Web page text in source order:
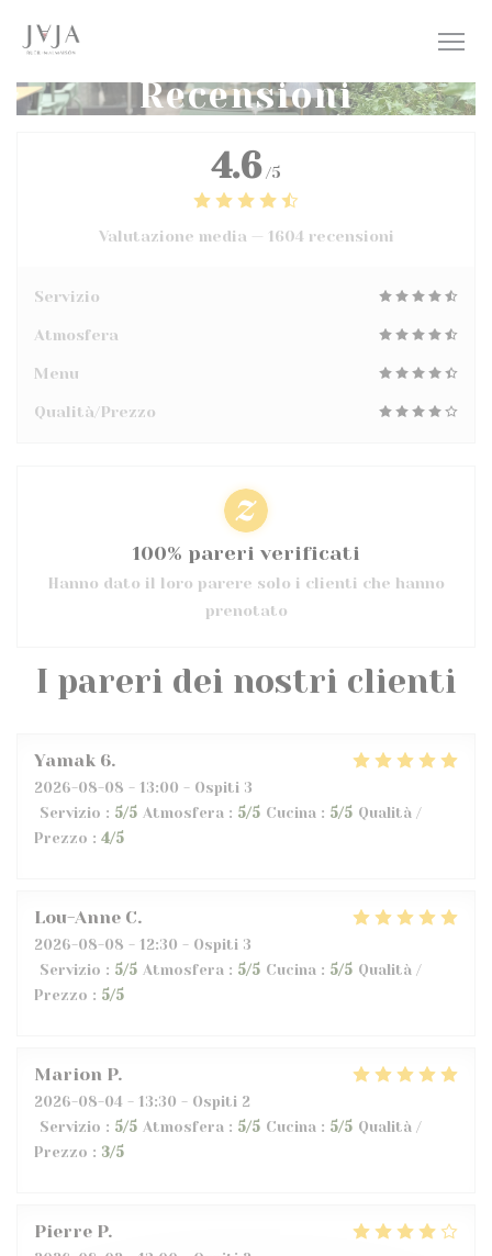
Recensioni
I pareri dei nostri clienti
Yamak 6
2026-08-08 - 13:00 - Ospiti 3
Servizio : 5/5 Atmosfera : 5/5 Cucina : 5/5 Qualità /
Prezzo : 4/5
Lou-Anne C
2026-08-08 - 12:30 - Ospiti 3
Servizio : 5/5 Atmosfera : 5/5 Cucina : 5/5 Qualità /
Prezzo : 5/5
Marion P
2026-08-04 - 13:30 - Ospiti 2
Servizio : 5/5 Atmosfera : 5/5 Cucina : 5/5 Qualità /
Prezzo : 3/5
Pierre P
4.6 /5
Valutazione media — 1604 recensioni
Servizio
Atmosfera
Menu
Qualità/Prezzo
100% pareri verificati
Hanno dato il loro parere solo i clienti che hanno
prenotato